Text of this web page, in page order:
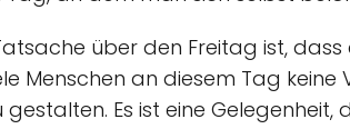
über den Freitag ist,
Menschen an diesem Tag
gestalten. Es ist eine